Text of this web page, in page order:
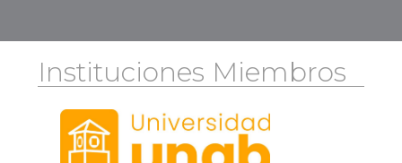
Instituciones Miembros